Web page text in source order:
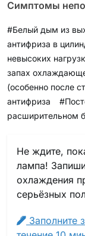
Симптомы
#Белый дым из
антифриза в
невысоких
запах
(особенно после
антифриза
расширительном
Не ждите,
лампа!
охлаждения
серьёзных
Заполните